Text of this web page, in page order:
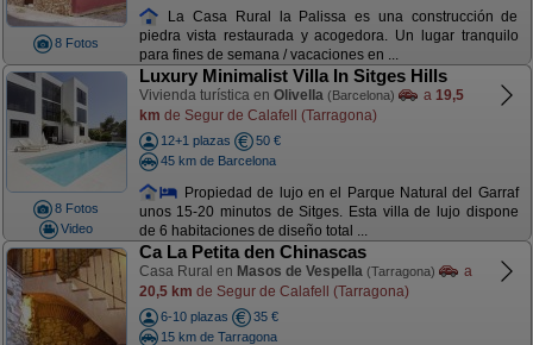
8 Fotos
La Casa Rural la Palissa es una construcción de
piedra vista restaurada y acogedora. Un lugar tranquilo
para fines de semana / vacaciones en ...
8 Fotos
Video
Luxury Minimalist Villa In Sitges Hills
Vivienda turística en Olivella (Barcelona) a 19,5
km de Segur de Calafell (Tarragona)
12+1 plazas
50 €
45 km de Barcelona
Propiedad de lujo en el Parque Natural del Garraf
unos 15-20 minutos de Sitges. Esta villa de lujo dispone
de 6 habitaciones de diseño total ...
Ca La Petita den Chinascas
Casa Rural en Masos de Vespella (Tarragona)
a
20,5 km de Segur de Calafell (Tarragona)
6-10 plazas
35 €
15 km de Tarragona